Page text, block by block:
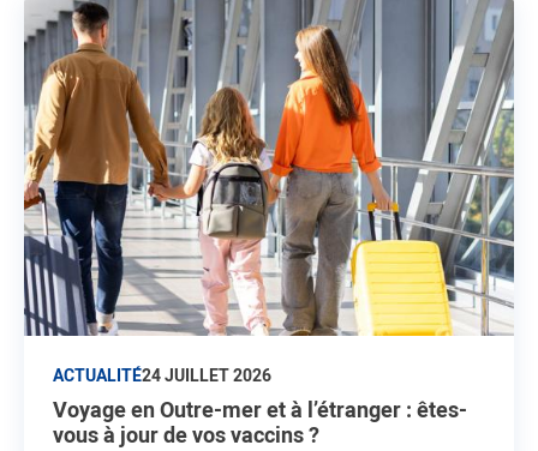
ACTUALITÉ24 JUILLET 2026
Voyage en Outre-mer et à l’étranger : êtes-
vous à jour de vos vaccins ?